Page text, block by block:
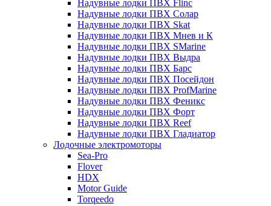
Надувные лодки ПВХ Flinc
Надувные лодки ПВХ Солар
Надувные лодки ПВХ Skat
Надувные лодки ПВХ Мнев и К
Надувные лодки ПВХ SMarine
Надувные лодки ПВХ Выдра
Надувные лодки ПВХ Барс
Надувные лодки ПВХ Посейдон
Надувные лодки ПВХ ProfMarine
Надувные лодки ПВХ Феникс
Надувные лодки ПВХ Форт
Надувные лодки ПВХ Reef
Надувные лодки ПВХ Гладиатор
Лодочные электромоторы
Sea-Pro
Flover
HDX
Motor Guide
Torqeedo